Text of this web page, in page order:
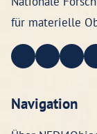
für materielle
Navigation